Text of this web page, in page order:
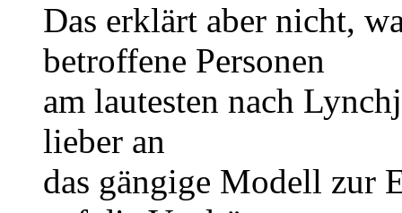
Das erklärt aber nicht,
betroffene Personen
am lautesten nach
lieber an
das gängige Modell zur